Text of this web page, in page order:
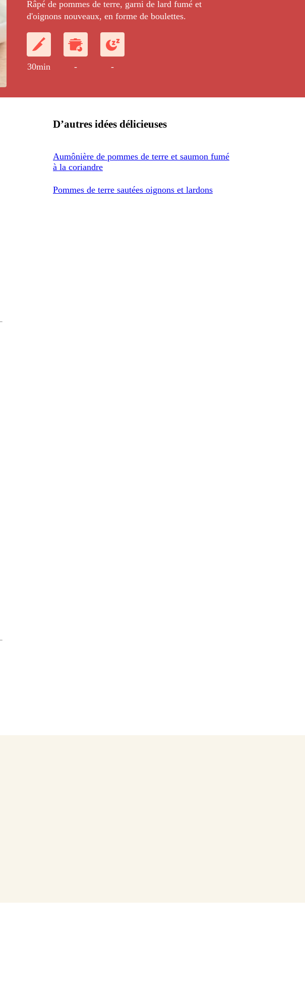
Râpé de pommes de terre, garni de lard fumé et
d'oignons nouveaux, en forme de boulettes.
30min - -
D’autres idées délicieuses
Aumônière de pommes de terre et saumon fumé
à la coriandre
Pommes de terre sautées oignons et lardons